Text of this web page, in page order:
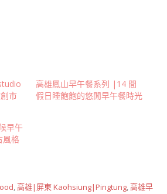
市
高雄鳳山早午餐系列 |14 間
假日睡飽飽的悠閒早午餐時光
早午
風格
,高雄|屏東 Kaohsiung|Pingtung,高雄早